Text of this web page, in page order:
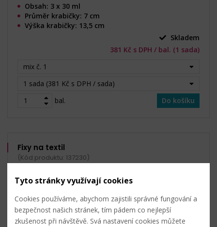
Obsah: 3 x 30 ml
Průměr krabičky: 7 cm
Výška krabičky: 13,5 cm
Skladem
381 Kč s DPH / bal. (1 sada)
mix č. 1
1 sada (381 Kč s DPH / sada)
bal.
Do košíku
Fixy na textil
(Kód produktu: 137230)
Tyto stránky využívají cookies
Cookies používáme, abychom zajistili správné fungování a
bezpečnost našich stránek, tím pádem co nejlepší
zkušenost při návštěvě. Svá nastavení cookies můžete